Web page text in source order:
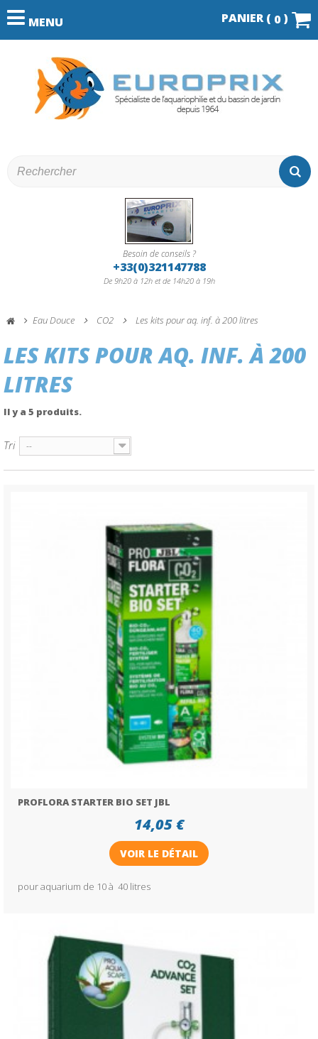
MENU PANIER ( 0 )
Besoin de conseils ?
+33(0)321147788
De 9h20 à 12h et de 14h20 à 19h
Eau Douce CO2 Les kits pour aq. inf. à 200 litres
LES KITS POUR AQ. INF. À 200
LITRES
Il y a 5 produits.
Tri --
PROFLORA STARTER BIO SET JBL
14,05 €
VOIR LE DÉTAIL
pour aquarium de 10 à 40 litres